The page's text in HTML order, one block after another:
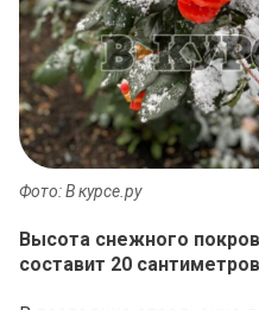
Фото: В курсе.ру
Высота снежного
составит 20